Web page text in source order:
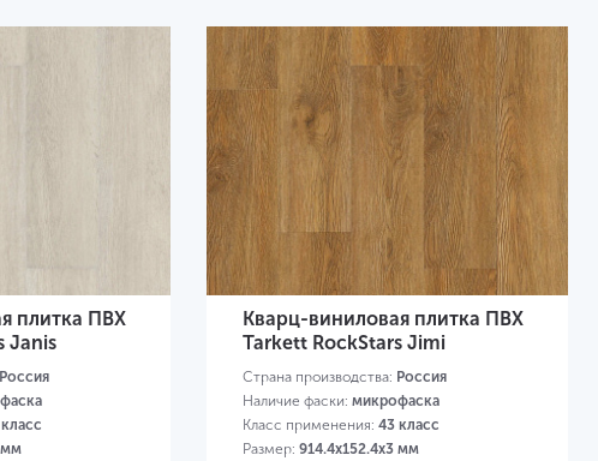
плитка ПВХ
Janis
Россия
мм
Кварц-виниловая плитка ПВХ
Tarkett RockStars Jimi
Страна производства: Россия
Наличие фаски: микрофаска
Класс применения: 43 класс
Размер: 914.4х152.4х3 мм